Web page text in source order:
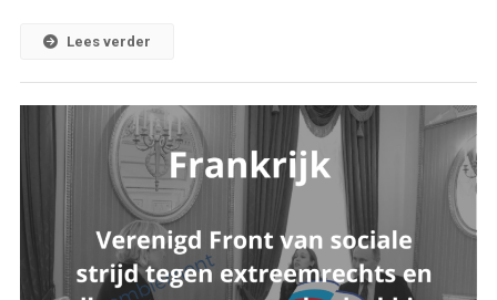
Lees verder